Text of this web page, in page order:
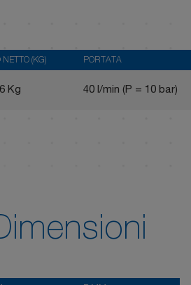
NETTO (KG) PORTATA
Kg 40 l/min (P = 10 bar)